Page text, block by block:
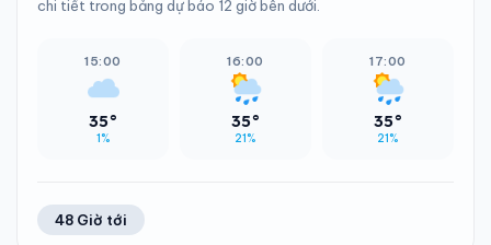
chi tiết trong bảng dự báo 12 giờ bên dưới.
15:00
35°
1%
16:00
35°
21%
17:00
35°
21%
48 Giờ tới